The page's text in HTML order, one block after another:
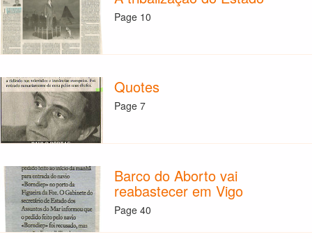
Page 10
Quotes
Page 7
Barco do Aborto vai
reabastecer em Vigo
Page 40